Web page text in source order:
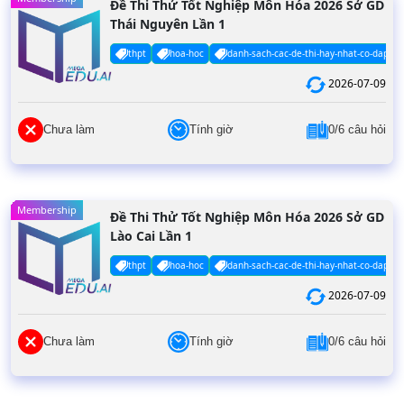
Đề Thi Thử Tốt Nghiệp Môn Hóa 2026 Sở GD
Thái Nguyên Lần 1
thpt hoa-hoc danh-sach-cac-de-thi-hay-nhat-co-dap-an
2026-07-09
Chưa làm Tính giờ 0/6 câu hỏi
Membership
Đề Thi Thử Tốt Nghiệp Môn Hóa 2026 Sở GD
Lào Cai Lần 1
thpt hoa-hoc danh-sach-cac-de-thi-hay-nhat-co-dap-an
2026-07-09
Chưa làm Tính giờ 0/6 câu hỏi